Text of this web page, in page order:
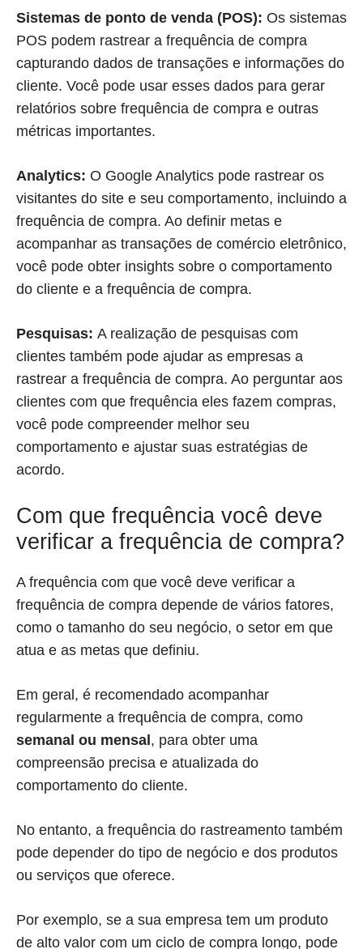
Sistemas de ponto de venda (POS): Os sistemas
POS podem rastrear a frequência de compra
capturando dados de transações e informações do
cliente. Você pode usar esses dados para gerar
relatórios sobre frequência de compra e outras
métricas importantes.
Analytics: O Google Analytics pode rastrear os
visitantes do site e seu comportamento, incluindo a
frequência de compra. Ao definir metas e
acompanhar as transações de comércio eletrônico,
você pode obter insights sobre o comportamento
do cliente e a frequência de compra.
Pesquisas: A realização de pesquisas com
clientes também pode ajudar as empresas a
rastrear a frequência de compra. Ao perguntar aos
clientes com que frequência eles fazem compras,
você pode compreender melhor seu
comportamento e ajustar suas estratégias de
acordo.
Com que frequência você deve
verificar a frequência de compra?
A frequência com que você deve verificar a
frequência de compra depende de vários fatores,
como o tamanho do seu negócio, o setor em que
atua e as metas que definiu.
Em geral, é recomendado acompanhar
regularmente a frequência de compra, como
semanal ou mensal , para obter uma
compreensão precisa e atualizada do
comportamento do cliente.
No entanto, a frequência do rastreamento também
pode depender do tipo de negócio e dos produtos
ou serviços que oferece.
Por exemplo, se a sua empresa tem um produto
de alto valor com um ciclo de compra longo, pode